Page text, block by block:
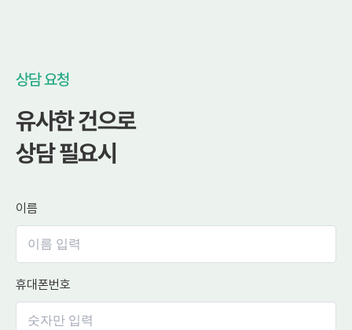
상담 요청
유사한 건으로
상담 필요시
이름
휴대폰번호